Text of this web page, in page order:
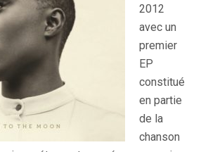
2012
avec un
premier
EP
constitué
en partie
de la
chanson